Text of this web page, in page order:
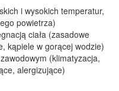
i wysokich temperatur,
powietrza)
ciała (zasadowe
kąpiele w gorącej wodzie)
(klimatyzacja,
alergizujące)